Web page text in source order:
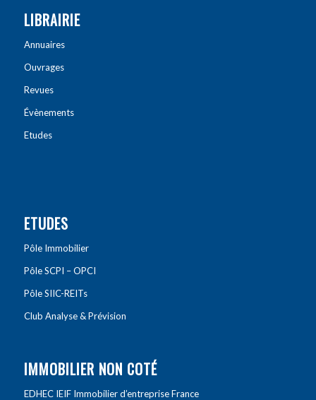
LIBRAIRIE
Annuaires
Ouvrages
Revues
Évènements
Etudes
ETUDES
Pôle Immobilier
Pôle SCPI – OPCI
Pôle SIIC-REITs
Club Analyse & Prévision
IMMOBILIER NON COTÉ
EDHEC IEIF Immobilier d’entreprise France